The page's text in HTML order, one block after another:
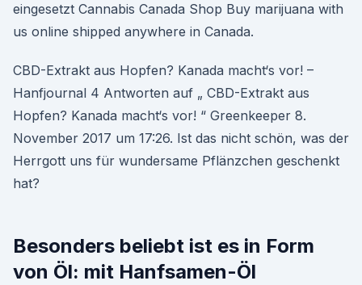
eingesetzt Cannabis Canada Shop Buy marijuana with
us online shipped anywhere in Canada.
CBD-Extrakt aus Hopfen? Kanada macht‘s vor! –
Hanfjournal 4 Antworten auf „ CBD-Extrakt aus
Hopfen? Kanada macht‘s vor! “ Greenkeeper 8.
November 2017 um 17:26. Ist das nicht schön, was der
Herrgott uns für wundersame Pflänzchen geschenkt
hat?
Besonders beliebt ist es in Form
von Öl: mit Hanfsamen-Öl